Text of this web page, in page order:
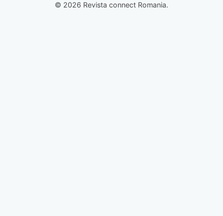
© 2026 Revista connect Romania.